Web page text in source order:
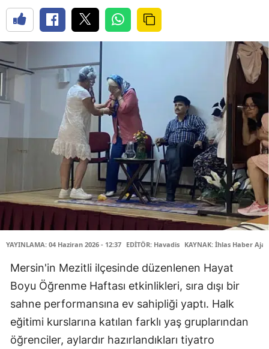
YAYINLAMA: 04 Haziran 2026 - 12:37 EDİTÖR: Havadis KAYNAK: İhlas Haber
Mersin'in Mezitli ilçesinde düzenlenen Hayat
Boyu Öğrenme Haftası etkinlikleri, sıra dışı bir
sahne performansına ev sahipliği yaptı. Halk
eğitimi kurslarına katılan farklı yaş gruplarından
öğrenciler, aylardır hazırlandıkları tiyatro